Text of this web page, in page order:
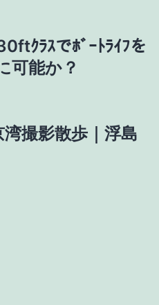
ｸﾗｽでﾎﾞｰﾄﾗｲﾌを
可能か？
撮影散歩｜浮島